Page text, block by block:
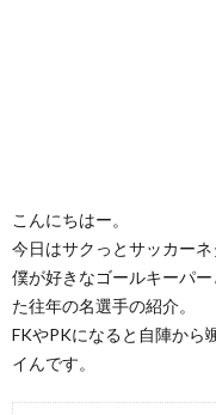
こんにちはー。
今日はサクっとサッカーネ
僕が好きなゴールキーパ
た往年の名選手の紹介。
FKやPKになると自陣から
イんです。